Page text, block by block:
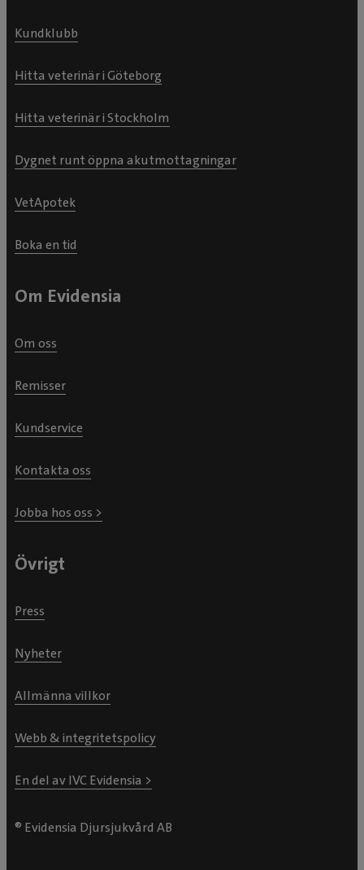
Kundklubb
Hitta veterinär i Göteborg
Hitta veterinär i Stockholm
Dygnet runt öppna akutmottagningar
VetApotek
Boka en tid
Om Evidensia
Om oss
Remisser
Kundservice
Kontakta oss
Jobba hos oss >
Övrigt
Press
Nyheter
Allmänna villkor
Webb & integritetspolicy
En del av IVC Evidensia >
® Evidensia Djursjukvård AB